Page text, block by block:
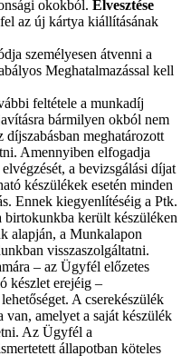
okokból. Elvesztése
az új kártya kiállításának
személyesen átvenni a
Meghatalmazással kell
feltétele a munkadíj
bármilyen okból nem
meghatározott
Amennyiben elfogadja
a bevizsgálási díjat
készülékek esetén minden
Ennek kiegyenlítéséig a Ptk.
birtokunkba került készüléken
alapján, a Munkalapon
visszaszolgáltatni.
– az Ügyfél előzetes
készlet erejéig –
A cserekészülék
amelyet a saját készülék
Az Ügyfél a
állapotban köteles